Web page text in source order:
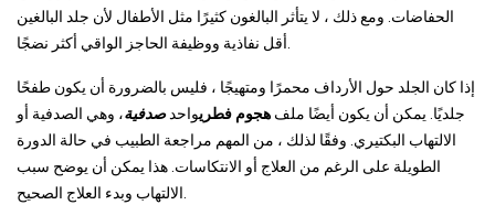
الحفاضات. ومع ذلك ، لا يتأثر البالغون كثيرًا مثل الأطفال لأن جلد البالغين
إذا كان الجلد حول الأرداف محمرًا ومتهيجًا ، فليس بالضرورة أن يكون طفحًا
جلديًا. يمكن أن يكون أيضًا ملف هجوم فطريواحدصدفية، وهي الصدفية أو
الالتهاب البكتيري. وفقًا لذلك ، من المهم مراجعة الطبيب في حالة الدورة
الطويلة على الرغم من العلاج أو الانتكاسات. هذا يمكن أن يوضح سبب